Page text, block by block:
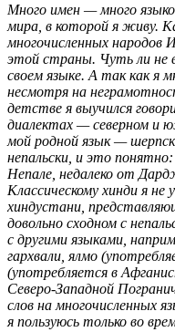
Много имен — много
мира, в которой я живу.
многочисленных народов
этой страны. Чуть ли не
своем языке. А так как я
несмотря на
детстве я выучился
диалектах — северном и
мой родной язык —
непальски, и это
Непале, недалеко от
Классическому хинди я не
хиндустани,
довольно сходном с
с другими языками,
гархвали, ялмо
(употребляется в
Северо-Западной
слов на многочисленных
я пользуюсь только во